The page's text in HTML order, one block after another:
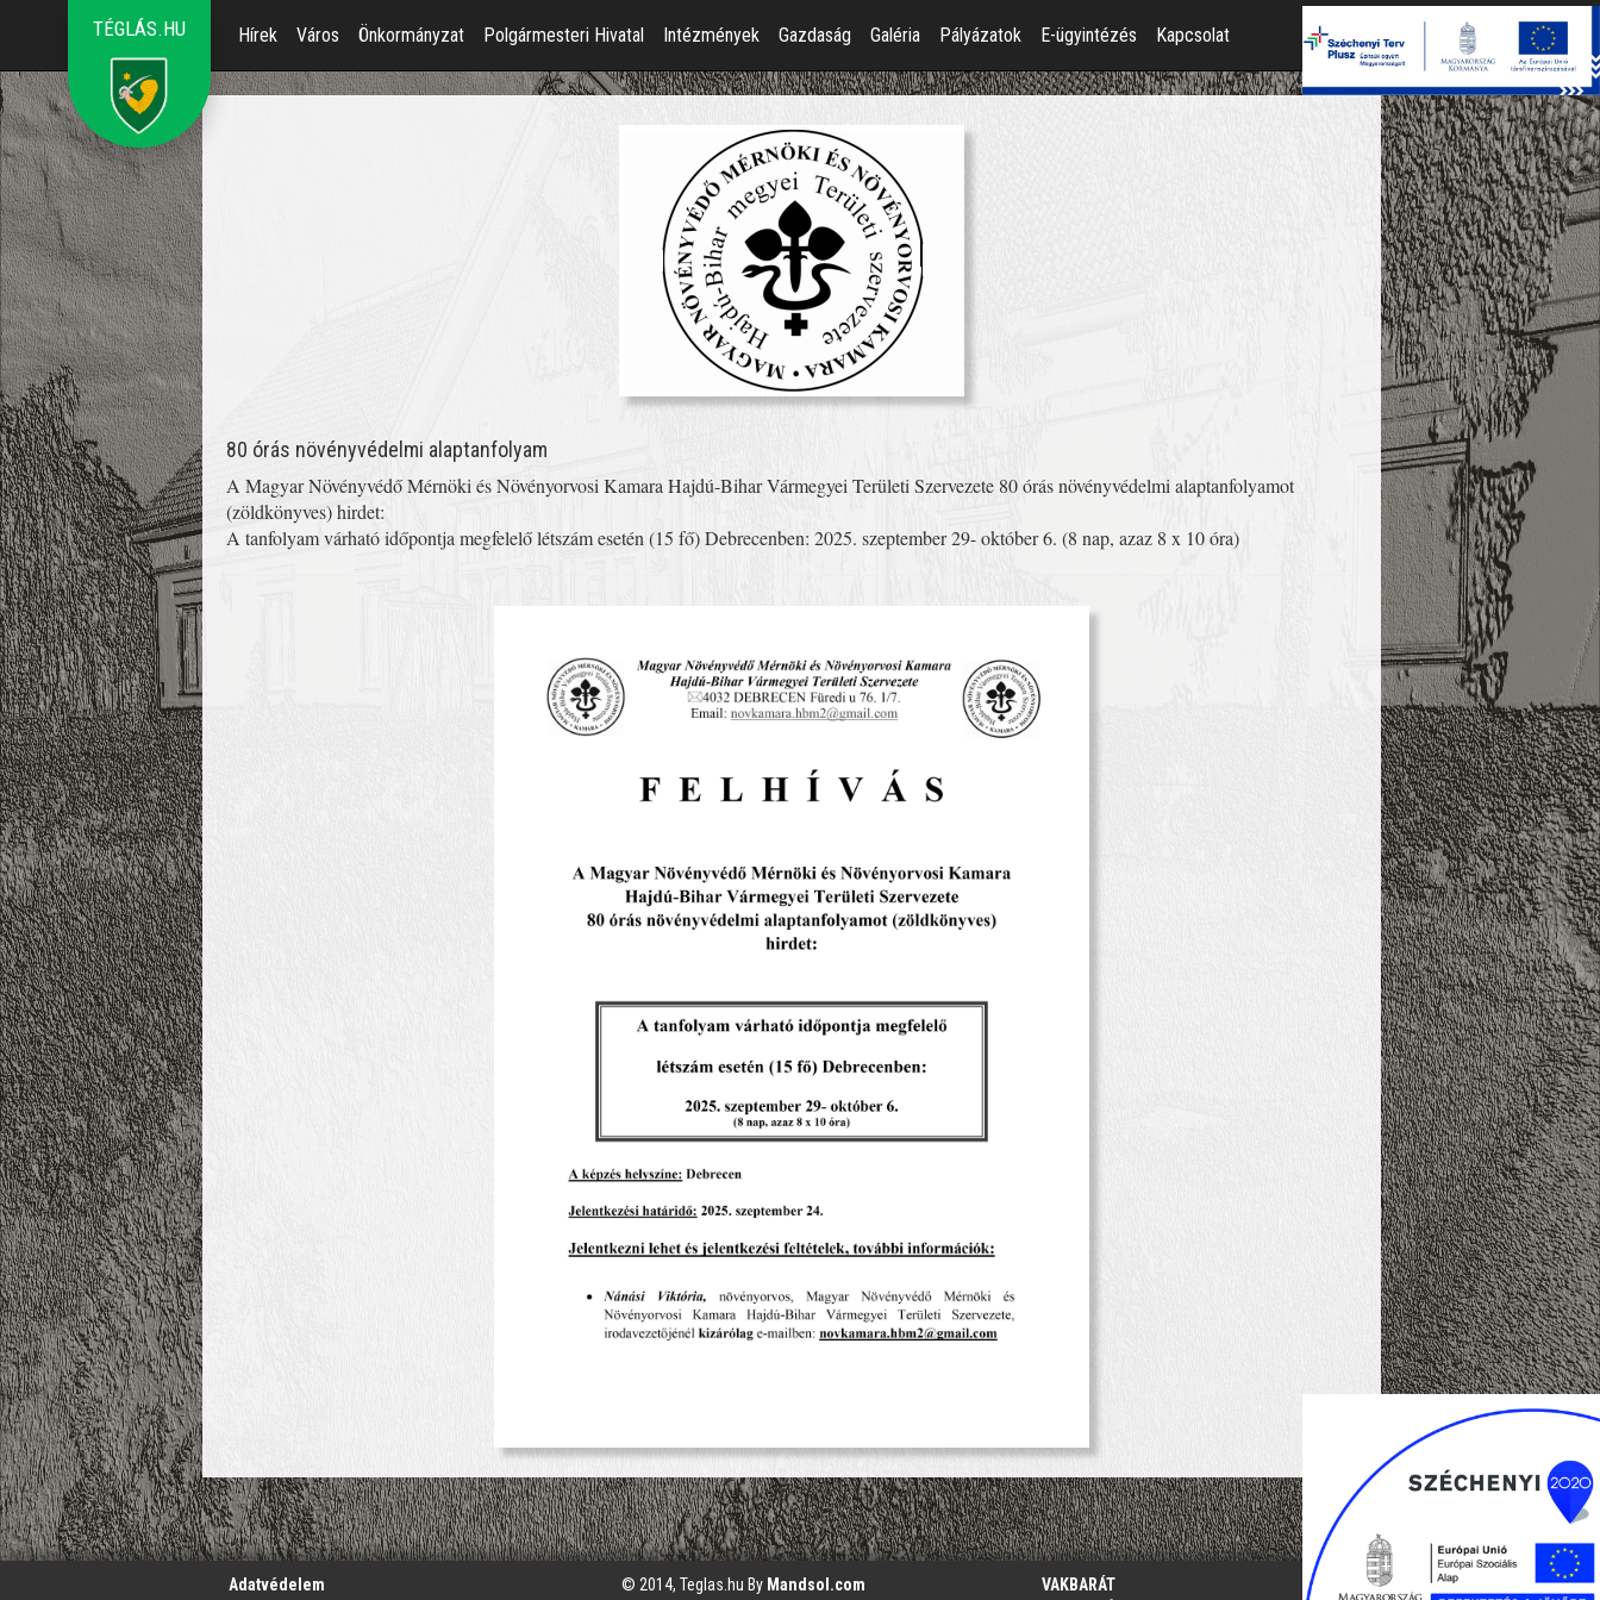
TÉGLÁS.HU Hírek Város Önkormányzat Polgármesteri Hivatal Intézmények Gazdaság Galéria Pályázatok E-ügyintézés Kapcsolat
80 órás növényvédelmi alaptanfolyam
A Magyar Növényvédő Mérnöki és Növényorvosi Kamara Hajdú-Bihar Vármegyei Területi Szervezete 80 órás növényvédelmi alaptanfolyamot
(zöldkönyves) hirdet:
A tanfolyam várható időpontja megfelelő létszám esetén (15 fő) Debrecenben: 2025. szeptember 29- október 6. (8 nap, azaz 8 x 10 óra)
';
Adatvédelem © 2014, Teglas.hu By Mandsol.com
VAKBARÁT